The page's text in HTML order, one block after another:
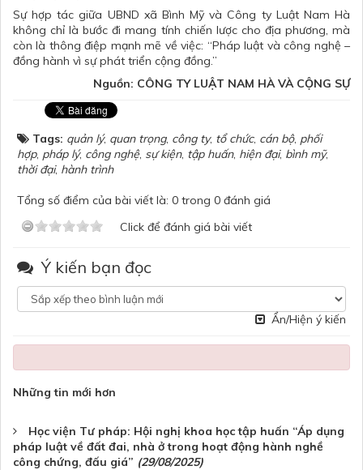
Sự hợp tác giữa UBND xã Bình Mỹ và Công ty Luật Nam Hà
không chỉ là bước đi mang tính chiến lược cho địa phương, mà
còn là thông điệp mạnh mẽ về việc: “Pháp luật và công nghệ –
đồng hành vì sự phát triển cộng đồng.”
Nguồn: CÔNG TY LUẬT NAM HÀ VÀ CỘNG SỰ
Tags: quản lý, quan trọng, công ty, tổ chức, cán bộ, phối
hợp, pháp lý, công nghệ, sự kiện, tập huấn, hiện đại, bình mỹ,
thời đại, hành trình
Tổng số điểm của bài viết là: 0 trong 0 đánh giá
Click để đánh giá bài viết
Ý kiến bạn đọc
Ẩn/Hiện ý kiến
Những tin mới hơn
Học viện Tư pháp: Hội nghị khoa học tập huấn “Áp dụng
pháp luật về đất đai, nhà ở trong hoạt động hành nghề
công chứng, đấu giá” (29/08/2025)